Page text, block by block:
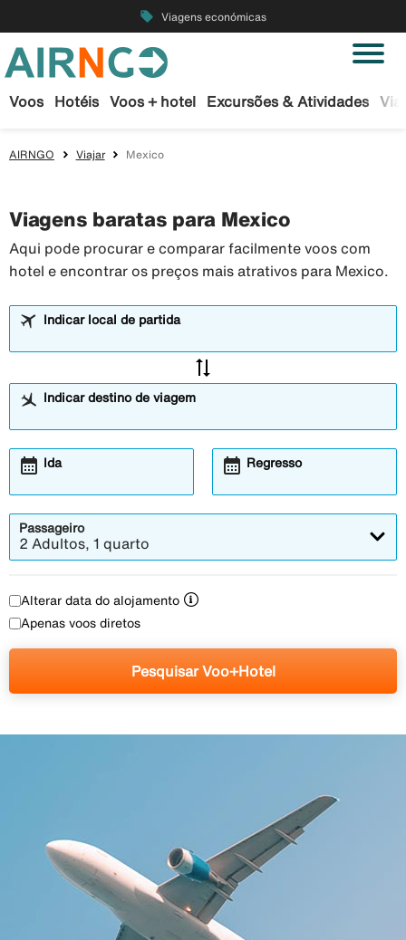
local_offer Viagens económicas
Voos Hotéis Voos + hotel Excursões & Atividades
AIRNGO Viajar Mexico
Viagens baratas para Mexico
Aqui pode procurar e comparar facilmente voos com
hotel e encontrar os preços mais atrativos para Mexico.
Indicar local de partida
sync_alt
Indicar destino de viagem
Ida
calendar_month Regresso
calendar_month
Passageiro
2 Adultos, 1 quarto
Alterar data do alojamento
Apenas voos diretos
Pesquisar Voo+Hotel